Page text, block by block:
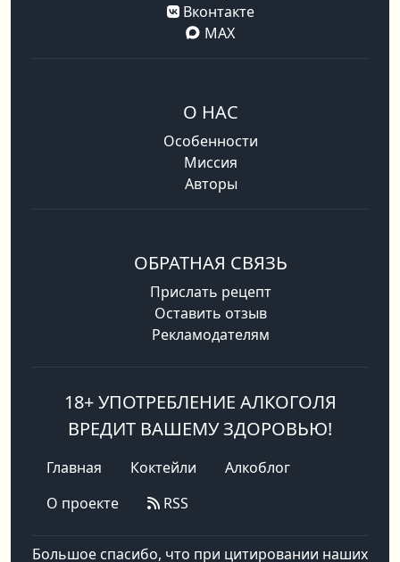
Вконтакте
MAX
О НАС
Особенности
Миссия
Авторы
ОБРАТНАЯ СВЯЗЬ
Прислать рецепт
Оставить отзыв
Рекламодателям
18+ УПОТРЕБЛЕНИЕ АЛКОГОЛЯ
ВРЕДИТ ВАШЕМУ ЗДОРОВЬЮ!
Главная Коктейли
Алкоблог
О проекте
RSS
Большое спасибо, что при цитировании наших